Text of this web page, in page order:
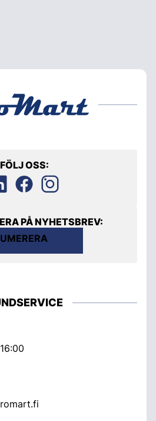
FÖLJ OSS:
PÅ NYHETSBREV: